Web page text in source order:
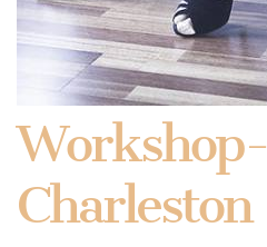
Workshop-
Charleston